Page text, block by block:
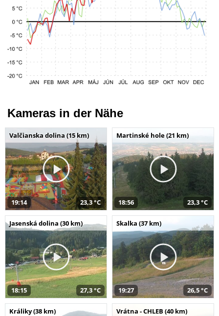
Kameras in der Nähe
Valčianska dolina (15 km)
19:14 23,3 °C
Martinské hole (21 km)
18:56 23,3 °C
Jasenská dolina (30 km)
18:15 27,3 °C
Skalka (37 km)
19:27 26,5 °C
Králiky (38 km) Vrátna - CHLEB (40 km)